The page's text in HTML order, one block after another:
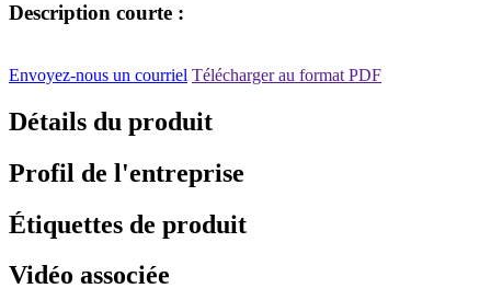
Description courte :
Envoyez-nous un courriel Télécharger au format PDF
Détails du produit
Profil de l'entreprise
Étiquettes de produit
Vidéo associée